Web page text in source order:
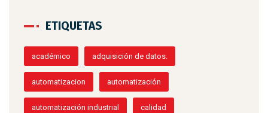
ETIQUETAS
académico adquisición de datos.
automatizacion automatización
automatización industrial calidad